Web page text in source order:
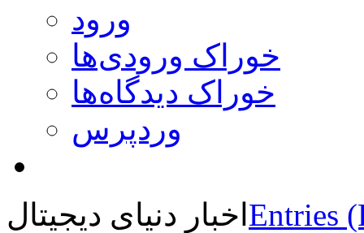
ورود
خوراک ورودی‌ها
خوراک دیدگاه‌ها
وردپرس
اخبار دنیای دیجیتال Entries